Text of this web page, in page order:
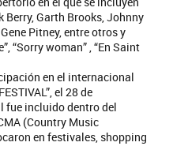
Berry, Garth Brooks, Johnny
Pitney, entre otros y
“Sorry woman” , “En Saint
en el internacional
el 28 de
fue incluido dentro del
(Country Music
en festivales, shopping